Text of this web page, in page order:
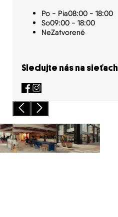
Po - Pia08:00 - 18:00
So09:00 - 18:00
NeZatvorené
Sledujte nás na sieťach